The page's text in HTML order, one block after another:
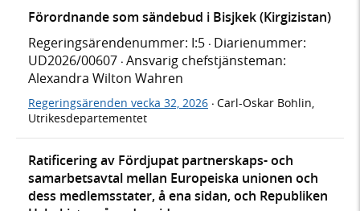
Förordnande som sändebud i Bisjkek (Kirgizistan)
Regeringsärendenummer: I:5 · Diarienummer:
UD2026/00607 · Ansvarig chefstjänsteman:
Alexandra Wilton Wahren
Regeringsärenden vecka 32, 2026 · Carl-Oskar Bohlin,
Utrikesdepartementet
Ratificering av Fördjupat partnerskaps- och
samarbetsavtal mellan Europeiska unionen och
dess medlemsstater, å ena sidan, och Republiken